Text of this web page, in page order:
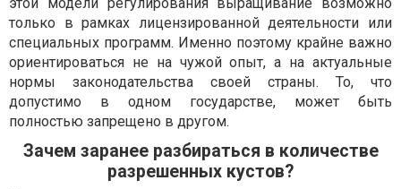
только в рамках лицензированной деятельности или
специальных программ. Именно поэтому крайне важно
ориентироваться не на чужой опыт, а на актуальные
нормы законодательства своей страны. То, что
допустимо в одном государстве, может быть
полностью запрещено в другом.
Зачем заранее разбираться в количестве
разрешенных кустов?